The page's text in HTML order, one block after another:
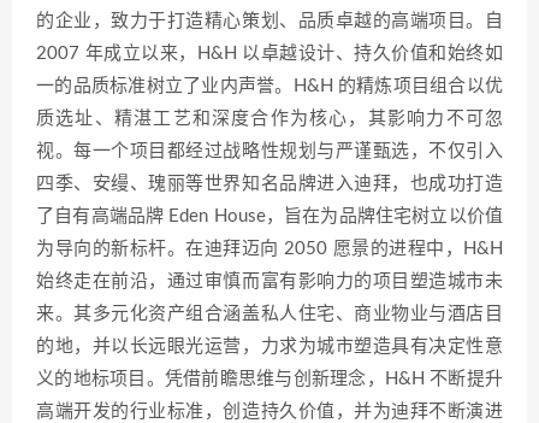
的企业，致力于打造精心策划、品质卓越的高端项目。自
2007 年成立以来，H&H 以卓越设计、持久价值和始终如
一的品质标准树立了业内声誉。H&H 的精炼项目组合以优
质选址、精湛工艺和深度合作为核心，其影响力不可忽
视。每一个项目都经过战略性规划与严谨甄选，不仅引入
四季、安缦、瑰丽等世界知名品牌进入迪拜，也成功打造
了自有高端品牌 Eden House，旨在为品牌住宅树立以价值
为导向的新标杆。在迪拜迈向 2050 愿景的进程中，H&H
始终走在前沿，通过审慎而富有影响力的项目塑造城市未
来。其多元化资产组合涵盖私人住宅、商业物业与酒店目
的地，并以长远眼光运营，力求为城市塑造具有决定性意
义的地标项目。凭借前瞻思维与创新理念，H&H 不断提升
高端开发的行业标准，创造持久价值，并为迪拜不断演进